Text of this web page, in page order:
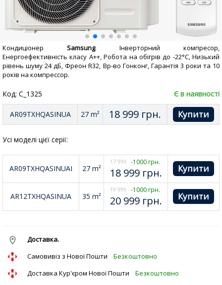
Кондиціонер Samsung. Інверторний компресор,
Енергоефективність класу А++, Робота на обігрів до -22°С, Низький
рівень шуму 24 дБ, Фреон R32, Вр-во Гонконг, Гарантія 3 роки та 10
років на компрессор.
Код: C_1325 Є в наявності
AR09TXHQASINUA 27 m² 18 999 грн.
Усі моделі цієї серії:
AR09TXHQASINUAI 27 m²
17 999 -1000 грн.
18 999 грн.
AR12TXHQASINUA 35 m²
19 999 -1000 грн.
20 999 грн.
Доставка.
Cамовивіз з Нової Пошти
Безкоштовно
Доставка Кур'єром Нової Пошти
Безкоштовно